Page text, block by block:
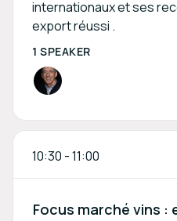
internationaux et ses
export réussi .
1 SPEAKER
10:30 -11:00
Focus marché vins :